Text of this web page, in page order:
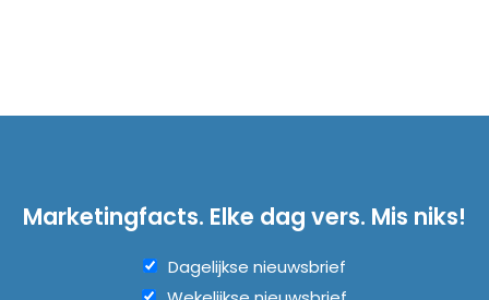
Marketingfacts. Elke dag vers. Mis niks!
Dagelijkse nieuwsbrief